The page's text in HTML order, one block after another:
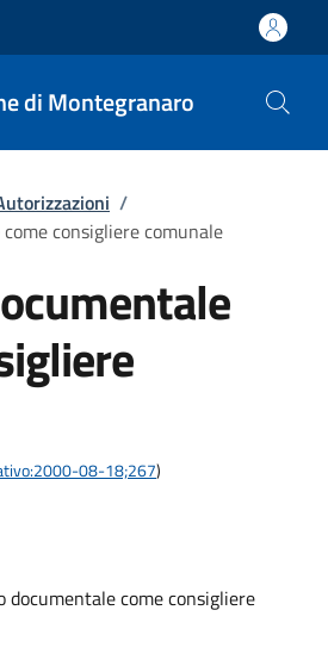
di Montegranaro
/
consigliere comunale
08-18;267)
documentale come consigliere